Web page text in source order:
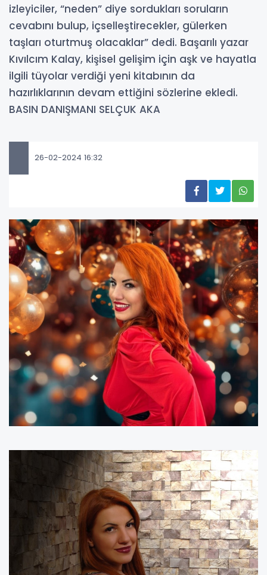
izleyiciler, “neden” diye sordukları soruların
cevabını bulup, içselleştirecekler, gülerken
taşları oturtmuş olacaklar” dedi. Başarılı yazar
Kıvılcım Kalay, kişisel gelişim için aşk ve hayatla
ilgili tüyolar verdiği yeni kitabının da
hazırlıklarının devam ettiğini sözlerine ekledi.
BASIN DANIŞMANI SELÇUK AKA
26-02-2024 16:32